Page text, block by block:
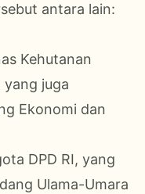
antara lain:
Kehutanan
yang juga
Ekonomi dan
DPD RI, yang
Ulama-Umara